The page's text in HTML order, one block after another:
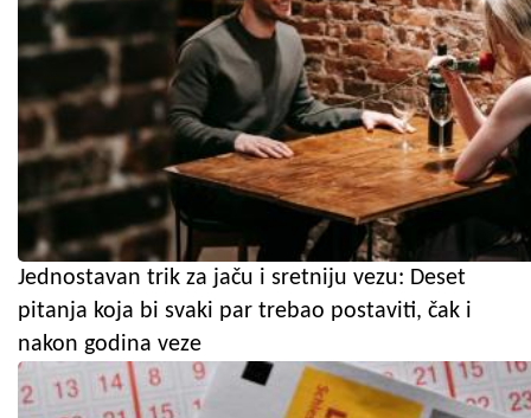
Jednostavan trik za jaču i sretniju vezu: Deset
pitanja koja bi svaki par trebao postaviti, čak i
nakon godina veze